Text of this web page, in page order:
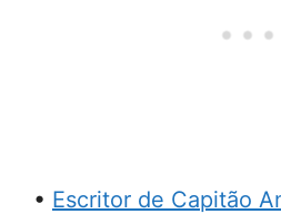
• Escritor de Capitão